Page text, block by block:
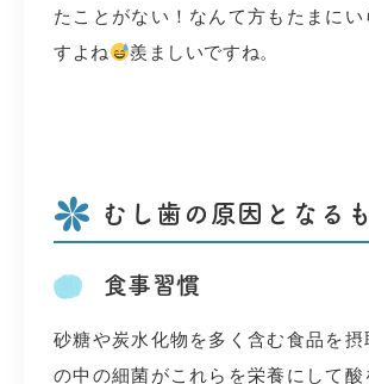
たことがない！なんて方もたまにい
すよね
羨ましいですね。
むし歯の原因となる
食事習慣
砂糖や炭水化物を多く含む食品を摂
の中の細菌がこれらを栄養にして酸